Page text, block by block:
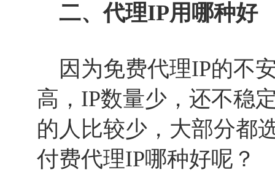
二、代理IP用哪种好
因为免费代理IP的不
高，IP数量少，还不稳
的人比较少，大部分都
付费代理IP哪种好呢？